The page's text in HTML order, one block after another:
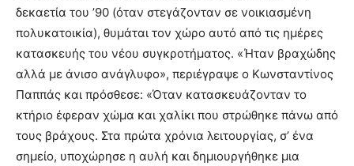
δεκαετία του ’90 (όταν στεγάζονταν σε νοικιασμένη
πολυκατοικία), θυμάται τον χώρο αυτό από τις ημέρες
κατασκευής του νέου συγκροτήματος. «Ήταν βραχώδης
αλλά με άνισο ανάγλυφο», περιέγραψε ο Κωνσταντίνος
Παππάς και πρόσθεσε: «Όταν κατασκευάζονταν το
κτήριο έφεραν χώμα και χαλίκι που στρώθηκε πάνω από
τους βράχους. Στα πρώτα χρόνια λειτουργίας, σ’ ένα
σημείο, υποχώρησε η αυλή και δημιουργήθηκε μια